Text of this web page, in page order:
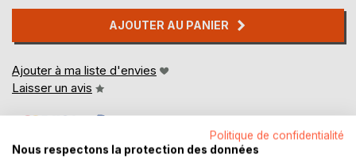
AJOUTER AU PANIER
Ajouter à ma liste d'envies
Laisser un avis
Politique de confidentialité
Nous respectons la protection des données